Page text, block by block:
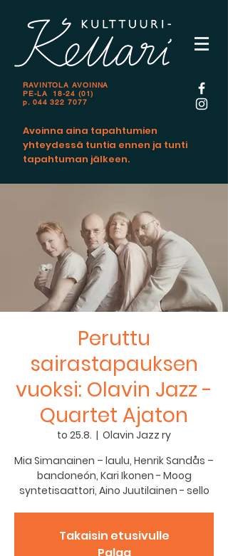
RAVINTOLA AVOINNA
PE-LA 18-24 (01)
p. 044 322 7077
Avoinna aina tapahtumien
yhteydessä tuntia ennen ja tunti
tapahtuman jälkeen.
Peruttu
sairastapauksen
vuoksi: Olavin Jazz -
Quartet Ajaton
to 25.8.
  |
Olavin Jazz ry
Mia Simanainen – laulu, Henrik Sandås –
bandoneón, Kari Ikonen - Moog
Takaisin etusivulle